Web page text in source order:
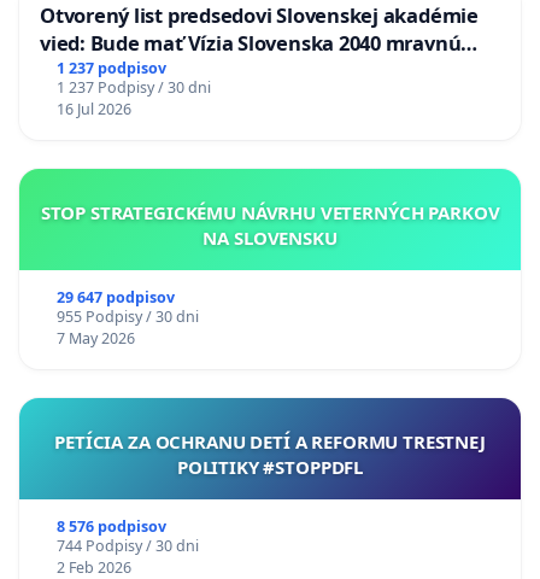
Otvorený list predsedovi Slovenskej akadémie
vied: Bude mať Vízia Slovenska 2040 mravnú
chrbticu?
1 237 podpisov
1 237 Podpisy / 30 dni
16 Jul 2026
STOP STRATEGICKÉMU NÁVRHU VETERNÝCH PARKOV
NA SLOVENSKU
29 647 podpisov
955 Podpisy / 30 dni
7 May 2026
PETÍCIA ZA OCHRANU DETÍ A REFORMU TRESTNEJ
POLITIKY #STOPPDFL
8 576 podpisov
744 Podpisy / 30 dni
2 Feb 2026